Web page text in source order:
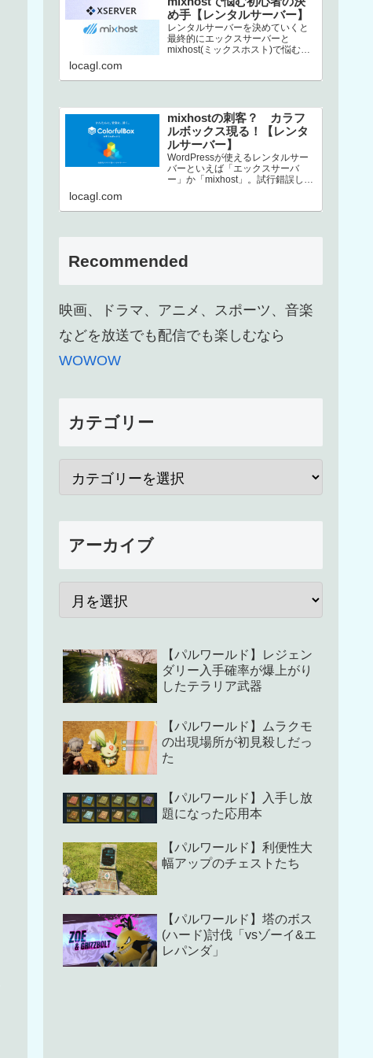
め手【レンタルサーバー】
レンタルサーバーを決めていくと
最終的にエックスサーバーと
mixhost(ミックスホスト)で悩むと
フ…
locagl.com
mixhostの刺客？ カラフ
ルボックス現る！【レンタ
ルサーバー】
WordPressが使えるレンタルサー
バーといえば「エックスサーバ
ー」か「mixhost」。試行錯誤した
locagl.com
Recommended
映画、ドラマ、アニメ、スポーツ、音楽
などを放送でも配信でも楽しむなら
WOWOW
カテゴリー
アーカイブ
【パルワールド】レジェン
ダリー入手確率が爆上がり
したテラリア武器
【パルワールド】ムラクモ
の出現場所が初見殺しだっ
た
【パルワールド】入手し放
題になった応用本
【パルワールド】利便性大
幅アップのチェストたち
【パルワールド】塔のボス
(ハード)討伐「vsゾーイ&エ
レパンダ」